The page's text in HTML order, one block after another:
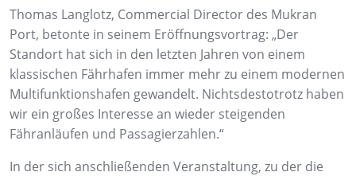
Thomas Langlotz, Commercial Director des Mukran
Port, betonte in seinem Eröffnungsvortrag: „Der
Standort hat sich in den letzten Jahren von einem
klassischen Fährhafen immer mehr zu einem modernen
Multifunktionshafen gewandelt. Nichtsdestotrotz haben
wir ein großes Interesse an wieder steigenden
Fähranläufen und Passagierzahlen.“
In der sich anschließenden Veranstaltung, zu der die